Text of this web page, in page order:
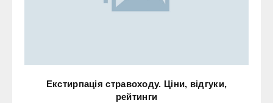
Екстирпація стравоходу. Ціни, відгуки,
рейтинги